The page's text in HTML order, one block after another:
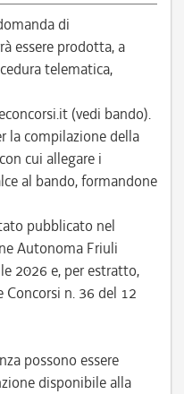
di
essere prodotta, a
telematica,
(vedi bando).
la compilazione della
cui allegare i
al bando, formandone
pubblicato nel
Autonoma Friuli
2026 e, per estratto,
Concorsi n. 36 del 12
possono essere
disponibile alla